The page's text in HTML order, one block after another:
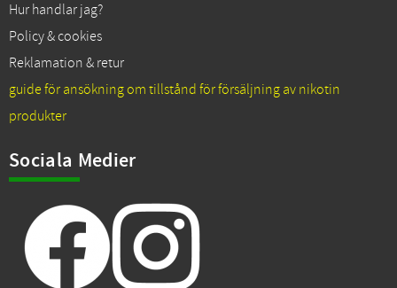
Hur handlar jag?
Policy & cookies
Reklamation & retur
guide för ansökning om tillstånd för försäljning av nikotin
produkter
Sociala Medier